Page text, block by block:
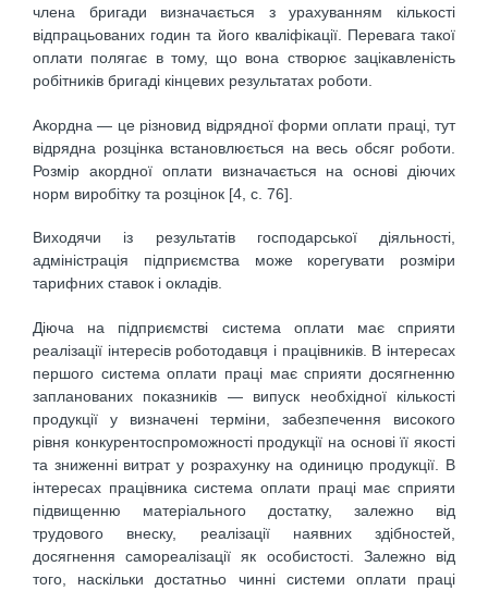
члена бригади визначається з урахуванням кількості
відпрацьованих годин та його кваліфікації. Перевага такої
оплати полягає в тому, що вона створює зацікавленість
робітників бригаді кінцевих результатах роботи.
Акордна — це різновид відрядної форми оплати праці, тут
відрядна розцінка встановлюється на весь обсяг роботи.
Розмір акордної оплати визначається на основі діючих
норм виробітку та розцінок [4, с. 76].
Виходячи із результатів господарської діяльності,
адміністрація підприємства може корегувати розміри
тарифних ставок і окладів.
Діюча на підприємстві система оплати має сприяти
реалізації інтересів роботодавця і працівників. В інтересах
першого система оплати праці має сприяти досягненню
запланованих показників — випуск необхідної кількості
продукції у визначені терміни, забезпечення високого
рівня конкурентоспроможності продукції на основі її якості
та зниженні витрат у розрахунку на одиницю продукції. В
інтересах працівника система оплати праці має сприяти
підвищенню матеріального достатку, залежно від
трудового внеску, реалізації наявних здібностей,
досягнення самореалізації як особистості. Залежно від
того, наскільки достатньо чинні системи оплати праці